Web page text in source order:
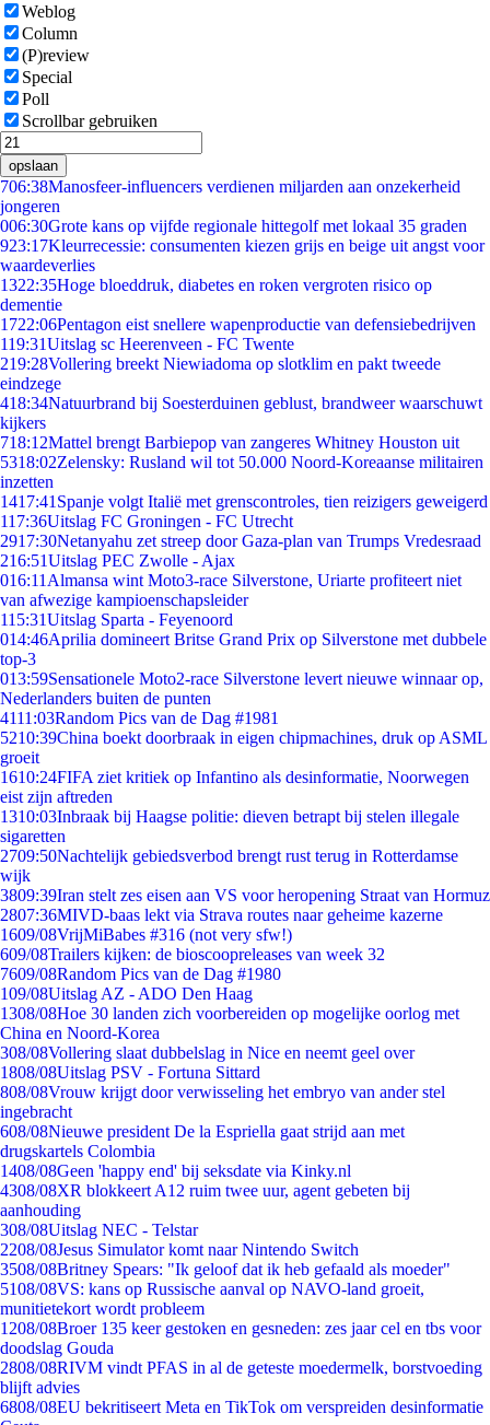
Weblog
Column
(P)review
Special
Poll
Scrollbar gebruiken
opslaan
706:38Manosfeer-influencers verdienen miljarden aan onzekerheid
jongeren
006:30Grote kans op vijfde regionale hittegolf met lokaal 35 graden
923:17Kleurrecessie: consumenten kiezen grijs en beige uit angst voor
waardeverlies
1322:35Hoge bloeddruk, diabetes en roken vergroten risico op
dementie
1722:06Pentagon eist snellere wapenproductie van defensiebedrijven
119:31Uitslag sc Heerenveen - FC Twente
219:28Vollering breekt Niewiadoma op slotklim en pakt tweede
eindzege
418:34Natuurbrand bij Soesterduinen geblust, brandweer waarschuwt
kijkers
718:12Mattel brengt Barbiepop van zangeres Whitney Houston uit
5318:02Zelensky: Rusland wil tot 50.000 Noord-Koreaanse militairen
inzetten
1417:41 Spanje volgt Italië met grenscontroles, tien reizigers geweigerd
117:36Uitslag FC Groningen - FC Utrecht
2917:30Netanyahu zet streep door Gaza-plan van Trumps Vredesraad
216:51Uitslag PEC Zwolle - Ajax
016:11 Almansa wint Moto3-race Silverstone, Uriarte profiteert niet
van afwezige kampioenschapsleider
115:31Uitslag Sparta - Feyenoord
014:46Aprilia domineert Britse Grand Prix op Silverstone met dubbele
top-3
013:59Sensationele Moto2-race Silverstone levert nieuwe winnaar op,
Nederlanders buiten de punten
4111:03Random Pics van de Dag #1981
5210:39China boekt doorbraak in eigen chipmachines, druk op ASML
groeit
1610:24FIFA ziet kritiek op Infantino als desinformatie, Noorwegen
eist zijn aftreden
1310:03Inbraak bij Haagse politie: dieven betrapt bij stelen illegale
sigaretten
2709:50Nachtelijk gebiedsverbod brengt rust terug in Rotterdamse
wijk
3809:39Iran stelt zes eisen aan VS voor heropening Straat van Hormuz
2807:36MIVD-baas lekt via Strava routes naar geheime kazerne
1609/08VrijMiBabes #316 (not very sfw!)
609/08Trailers kijken: de bioscoopreleases van week 32
7609/08Random Pics van de Dag #1980
109/08Uitslag AZ - ADO Den Haag
1308/08Hoe 30 landen zich voorbereiden op mogelijke oorlog met
China en Noord-Korea
308/08Vollering slaat dubbelslag in Nice en neemt geel over
1808/08Uitslag PSV - Fortuna Sittard
808/08Vrouw krijgt door verwisseling het embryo van ander stel
ingebracht
608/08Nieuwe president De la Espriella gaat strijd aan met
drugskartels Colombia
1408/08Geen 'happy end' bij seksdate via Kinky.nl
4308/08XR blokkeert A12 ruim twee uur, agent gebeten bij
aanhouding
308/08Uitslag NEC - Telstar
2208/08Jesus Simulator komt naar Nintendo Switch
3508/08Britney Spears: "Ik geloof dat ik heb gefaald als moeder"
5108/08VS: kans op Russische aanval op NAVO-land groeit,
munitietekort wordt probleem
1208/08Broer 135 keer gestoken en gesneden: zes jaar cel en tbs voor
doodslag Gouda
2808/08RIVM vindt PFAS in al de geteste moedermelk, borstvoeding
blijft advies
6808/08EU bekritiseert Meta en TikTok om verspreiden desinformatie